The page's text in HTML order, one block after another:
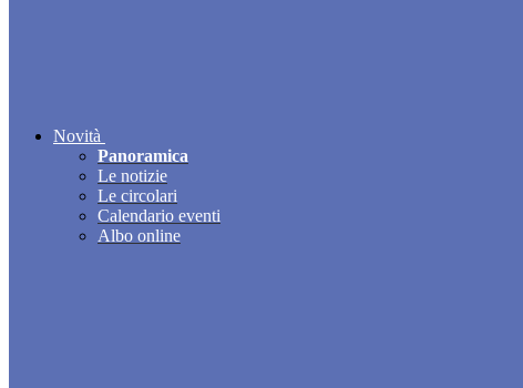
Novità
Panoramica
Le notizie
Le circolari
Calendario eventi
Albo online